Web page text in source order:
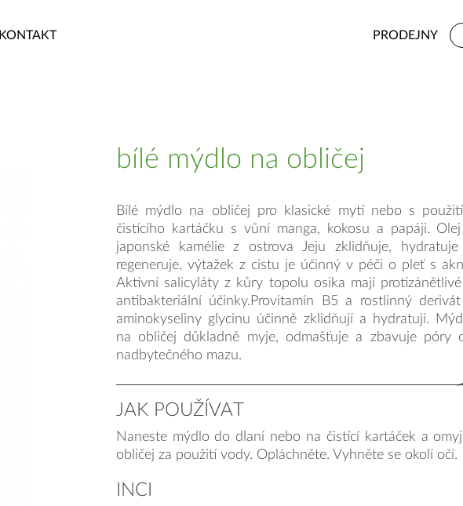
KONTAKT PRODEJNY
bílé mýdlo na obličej
Bílé mýdlo na obličej pro klasické mytí nebo s
čistícího kartáčku s vůní manga, kokosu a papáji.
japonské kamélie z ostrova Jeju zklidňuje,
regeneruje, výtažek z cistu je účinný v péči o pleť s
Aktivní salicyláty z kůry topolu osika mají
antibakteriální účinky.Provitamín B5 a rostlinný
aminokyseliny glycinu účinně zklidňují a hydratují.
na obličej důkladně myje, odmašťuje a zbavuje póry
nadbytečného mazu.
JAK POUŽÍVAT
Naneste mýdlo do dlaní nebo na čistící kartáček a
obličej za použití vody. Opláchněte. Vyhněte se okolí očí.
INCI